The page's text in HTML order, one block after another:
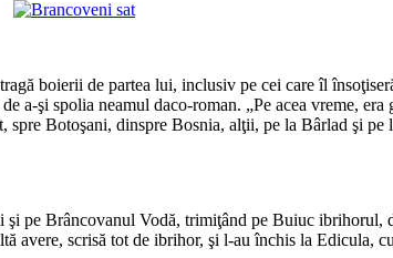
boierii de partea lui, inclusiv pe cei care îl
a-şi spolia neamul daco-roman. „Pe acea vreme,
Botoşani, dinspre Bosnia, alţii, pe la Bârlad şi
pe Brâncovanul Vodă, trimiţând pe Buiuc ibrihorul,
avere, scrisă tot de ibrihor, şi l-au închis la Edicula,